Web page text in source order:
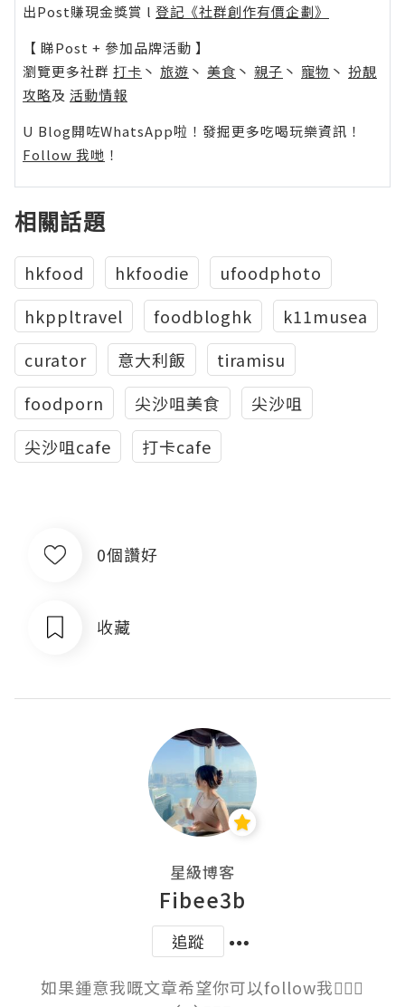
出Post賺現金獎賞 l 登記《社群創作有價企劃》
【 睇Post + 參加品牌活動 】
瀏覽更多社群 打卡 丶 旅遊 丶 美食 丶 親子 丶 寵物 丶 扮靚
攻略及 活動情報
U Blog開咗WhatsApp啦！發掘更多吃喝玩樂資訊！
Follow 我哋 ！
相關話題
hkfood hkfoodie
ufoodphoto
hkppltravel
foodbloghk
k11musea
curator
意大利飯
tiramisu
foodporn
尖沙咀美食
尖沙咀
尖沙咀cafe
打卡cafe
0個讚好
收藏
星級博客
Fibee3b
追蹤
如果鍾意我嘅文章希望你可以follow我๑⃙⃘